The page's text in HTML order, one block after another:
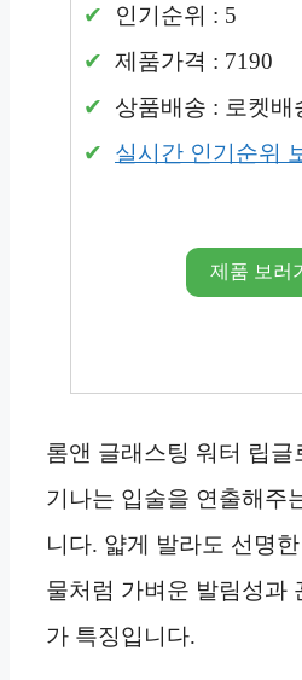
인기순위 : 5
제품가격 : 7190
상품배송 : 로켓배
실시간 인기순위
제품 보러
롬앤 글래스팅 워터 립
기나는 입술을 연출해주
니다. 얇게 발라도 선명
물처럼 가벼운 발림성과
가 특징입니다.